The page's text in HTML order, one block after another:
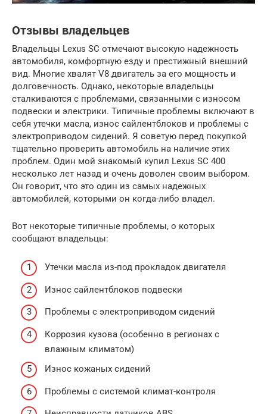
Отзывы владельцев
Владельцы Lexus SC отмечают высокую надежность
автомобиля, комфортную езду и престижный внешний
вид. Многие хвалят V8 двигатель за его мощность и
долговечность. Однако, некоторые владельцы
сталкиваются с проблемами, связанными с износом
подвески и электрики. Типичные проблемы включают в
себя утечки масла, износ сайлентблоков и проблемы с
электроприводом сидений. Я советую перед покупкой
тщательно проверить автомобиль на наличие этих
проблем. Один мой знакомый купил Lexus SC 400
несколько лет назад и очень доволен своим выбором.
Он говорит, что это один из самых надежных
автомобилей, которыми он когда-либо владел.
Вот некоторые типичные проблемы, о которых
сообщают владельцы:
Утечки масла из-под прокладок двигателя
Износ сайлентблоков подвески
Проблемы с электроприводом сидений
Коррозия кузова (особенно в регионах с
влажным климатом)
Износ кожаных сидений
Проблемы с системой климат-контроля